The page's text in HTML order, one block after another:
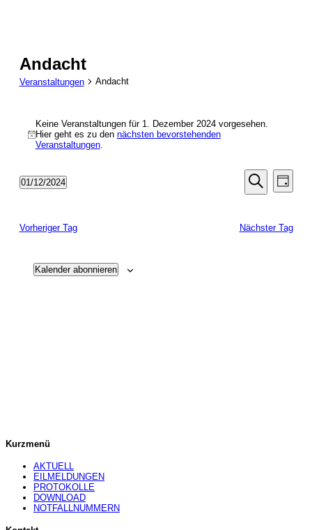
Andacht
Veranstaltungen Andacht
für
1.
2024
Hinweis
Keine Veranstaltungen für 1. Dezember 2024 vorgesehen.
Hier geht es zu den nächsten bevorstehenden
Veranstaltungen.
Suche
Suche
Tag
01/12/2024
Vorheriger Tag Nächster Tag
Kalender abonnieren
Kurzmenü
AKTUELL
EILMELDUNGEN
PROTOKOLLE
DOWNLOAD
NOTFALLNUMMERN